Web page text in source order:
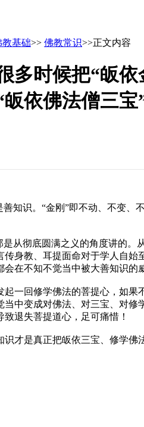
教基础>> 佛教常识>>正文内容
多时候把“皈
依佛法僧三宝
知识。“金刚”即不动、不变
从彻底圆满之义的角度讲的
身教、耳提面命对于学人自
在不知不觉当中被大善知识的
一回修学佛法的菩提心，如
中变成对佛法、对三宝、对
退失菩提道心，足可痛惜！
才是真正把皈依三宝、修学佛